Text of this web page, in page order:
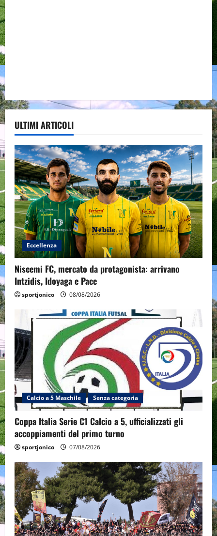
ULTIMI ARTICOLI
Eccellenza
Niscemi FC, mercato da protagonista: arrivano
Intzidis, Idoyaga e Pace
sportjonico 08/08/2026
Calcio a 5 Maschile Senza categoria
Coppa Italia Serie C1 Calcio a 5, ufficializzati gli
accoppiamenti del primo turno
sportjonico 07/08/2026